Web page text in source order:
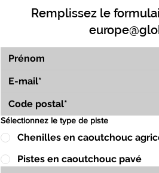
Remplissez le
Sélectionnez le type de piste
Chenilles en caoutchouc
Pistes en caoutchouc pavé